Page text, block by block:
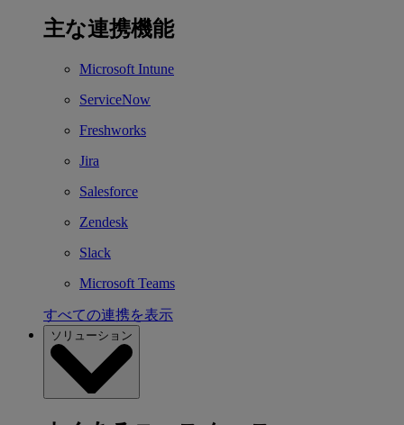
主な連携機能
Microsoft Intune
ServiceNow
Freshworks
Jira
Salesforce
Zendesk
Slack
Microsoft Teams
すべての連携を表示
ソリューション